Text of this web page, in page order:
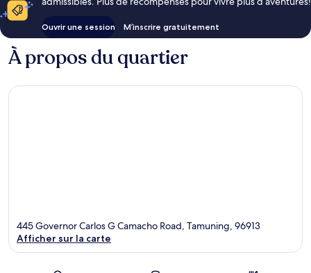
Ouvrir une session M’inscrire gratuitement
À propos du quartier
445 Governor Carlos G Camacho Road, Tamuning, 96913
Afficher sur la carte